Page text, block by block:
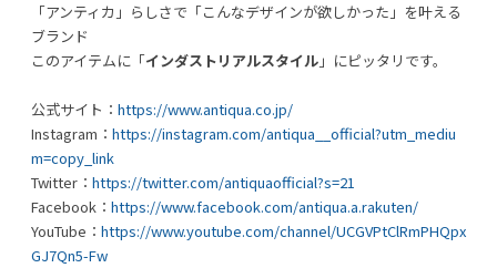
「アンティカ」らしさで「こんなデザインが欲しかった」を叶える
ブランド
このアイテムに「インダストリアルスタイル」にピッタリです。
公式サイト： https://www.antiqua.co.jp/
Instagram： https://instagram.com/antiqua__official?utm_mediu
m=copy_link
Twitter： https://twitter.com/antiquaofficial?s=21
Facebook： https://www.facebook.com/antiqua.a.rakuten/
YouTube： https://www.youtube.com/channel/UCGVPtClRmPHQpx
GJ7Qn5-Fw